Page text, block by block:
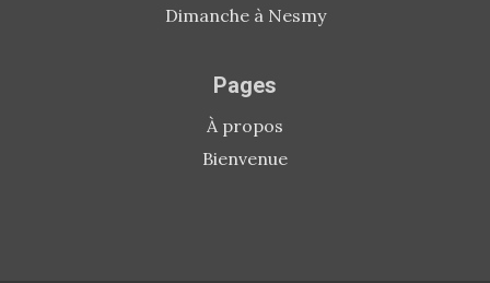
Dimanche à Nesmy
Pages
À propos
Bienvenue